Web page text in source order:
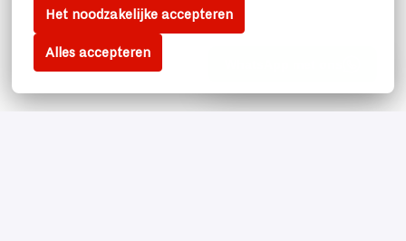
Het noodzakelijke accepteren
Alles accepteren